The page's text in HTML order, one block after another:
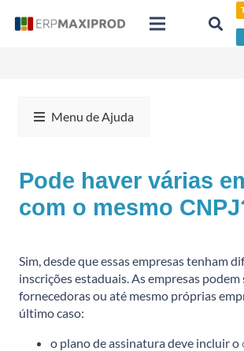
Menu de Ajuda
Pode haver várias
com o mesmo
Sim, desde que essas empresas tenham
inscrições estaduais. As empresas podem
fornecedoras ou até mesmo próprias
último caso:
o plano de assinatura deve incluir o